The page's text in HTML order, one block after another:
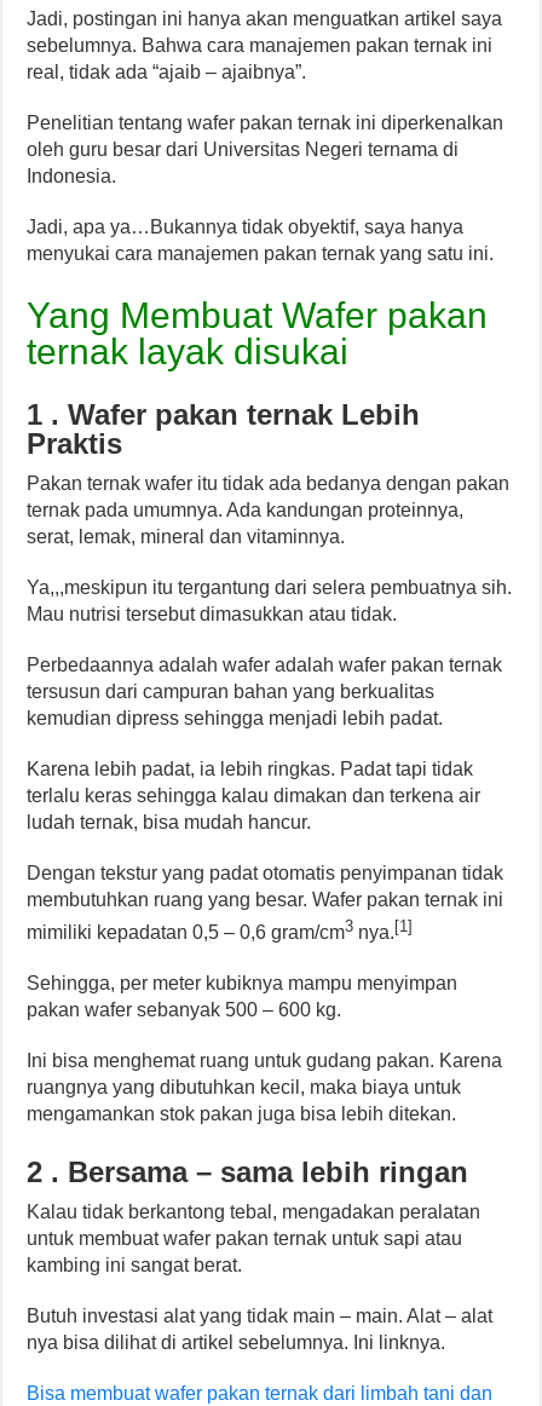
Jadi, postingan ini hanya akan menguatkan artikel saya
sebelumnya. Bahwa cara manajemen pakan ternak ini
real, tidak ada “ajaib – ajaibnya”.
Penelitian tentang wafer pakan ternak ini diperkenalkan
oleh guru besar dari Universitas Negeri ternama di
Indonesia.
Jadi, apa ya…Bukannya tidak obyektif, saya hanya
menyukai cara manajemen pakan ternak yang satu ini.
Yang Membuat Wafer pakan
ternak layak disukai
1 . Wafer pakan ternak Lebih
Praktis
Pakan ternak wafer itu tidak ada bedanya dengan pakan
ternak pada umumnya. Ada kandungan proteinnya,
serat, lemak, mineral dan vitaminnya.
Ya,,,meskipun itu tergantung dari selera pembuatnya sih.
Mau nutrisi tersebut dimasukkan atau tidak.
Perbedaannya adalah wafer adalah wafer pakan ternak
tersusun dari campuran bahan yang berkualitas
kemudian dipress sehingga menjadi lebih padat.
Karena lebih padat, ia lebih ringkas. Padat tapi tidak
terlalu keras sehingga kalau dimakan dan terkena air
ludah ternak, bisa mudah hancur.
Dengan tekstur yang padat otomatis penyimpanan tidak
membutuhkan ruang yang besar. Wafer pakan ternak ini
mimiliki kepadatan 0,5 – 0,6 gram/cm3 nya.[1]
Sehingga, per meter kubiknya mampu menyimpan
pakan wafer sebanyak 500 – 600 kg.
Ini bisa menghemat ruang untuk gudang pakan. Karena
ruangnya yang dibutuhkan kecil, maka biaya untuk
mengamankan stok pakan juga bisa lebih ditekan.
2 . Bersama – sama lebih ringan
Kalau tidak berkantong tebal, mengadakan peralatan
untuk membuat wafer pakan ternak untuk sapi atau
kambing ini sangat berat.
Butuh investasi alat yang tidak main – main. Alat – alat
nya bisa dilihat di artikel sebelumnya. Ini linknya.
Bisa membuat wafer pakan ternak dari limbah tani dan